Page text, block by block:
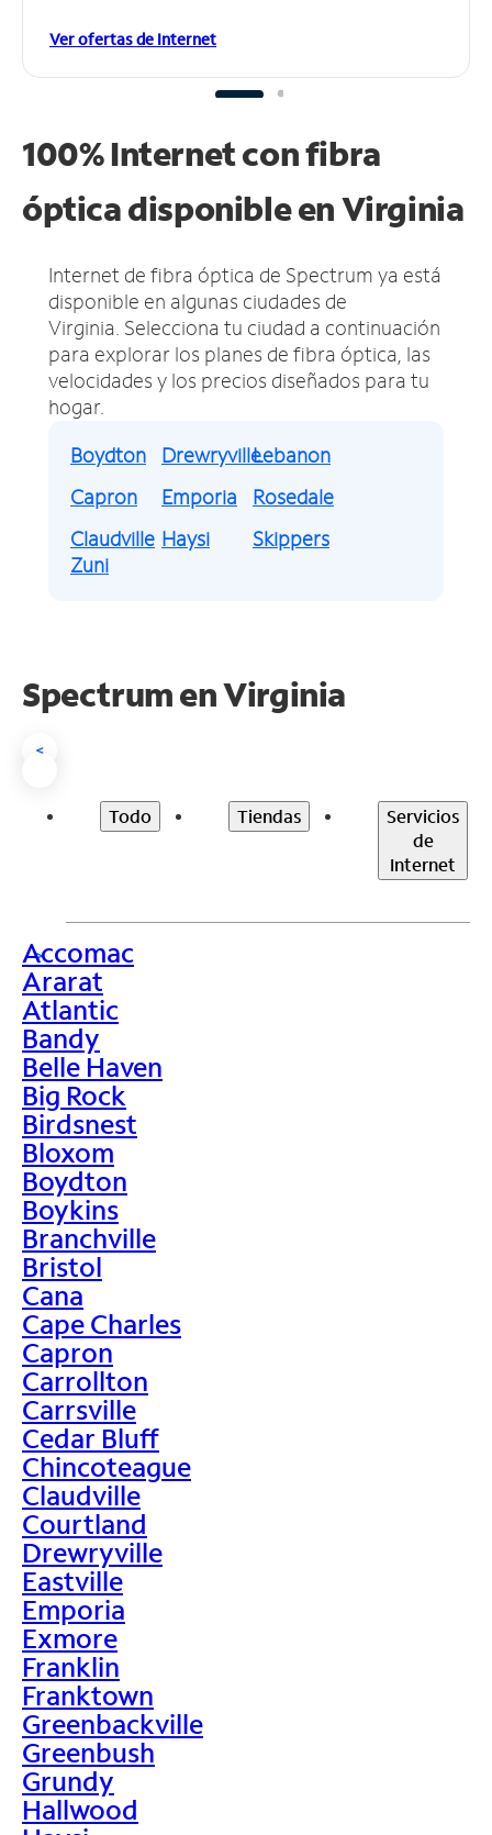
Ver ofertas de Internet
100% Internet con fibra
óptica disponible en Virginia
Internet de fibra óptica de Spectrum ya está
disponible en algunas ciudades de
Virginia. Selecciona tu ciudad a continuación
para explorar los planes de fibra óptica, las
velocidades y los precios diseñados para tu
hogar.
Boydton
Capron
Claudville
Drewryville
Emporia
Haysi
Lebanon
Rosedale
Skippers
Zuni
Spectrum enVirginia
<
Todo Tiendas
Servicios
de
Internet
>
Accomac
Ararat
Atlantic
Bandy
Belle Haven
Big Rock
Birdsnest
Bloxom
Boydton
Boykins
Branchville
Bristol
Cana
Cape Charles
Capron
Carrollton
Carrsville
Cedar Bluff
Chincoteague
Claudville
Courtland
Drewryville
Eastville
Emporia
Exmore
Franklin
Franktown
Greenbackville
Greenbush
Grundy
Hallwood